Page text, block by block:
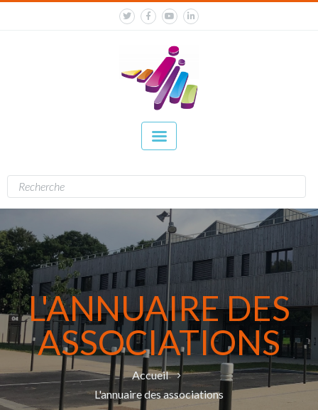
L'ANNUAIRE DES
ASSOCIATIONS
Accueil
L'annuaire des associations